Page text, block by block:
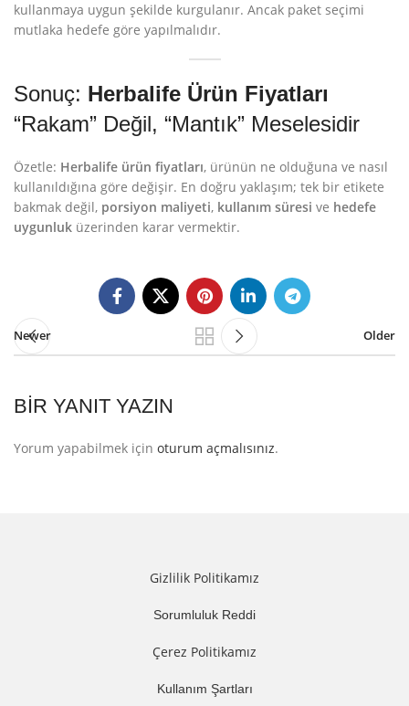
kullanmaya uygun şekilde kurgulanır. Ancak paket seçimi
mutlaka hedefe göre yapılmalıdır.
Sonuç: Herbalife Ürün Fiyatları
“Rakam” Değil, “Mantık” Meselesidir
Özetle: Herbalife ürün fiyatları, ürünün ne olduğuna ve nasıl
kullanıldığına göre değişir. En doğru yaklaşım; tek bir etikete
bakmak değil, porsiyon maliyeti, kullanım süresi ve hedefe
uygunluk üzerinden karar vermektir.
Newer Older
BIR YANIT YAZIN
Yorum yapabilmek için oturum açmalısınız.
Gizlilik Politikamız
Sorumluluk Reddi
Çerez Politikamız
Kullanım Şartları